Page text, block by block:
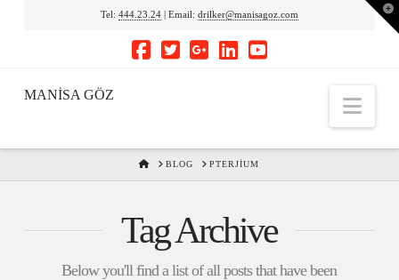
Tel: 444.23.24| Email: drilker@manisagoz.com
MANİSA GÖZ
HOMEBLOG PTERJIUM
Tag Archive
Below you'll find a list of all posts that have been